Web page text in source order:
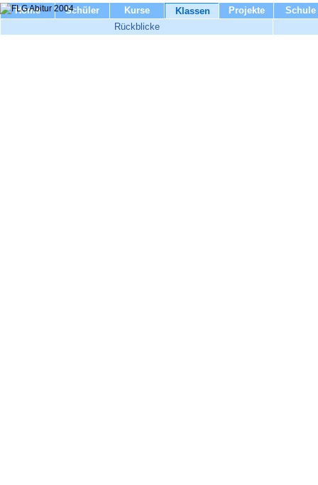
Home Schüler Kurse Klassen Projekte
Schule
Rückblicke